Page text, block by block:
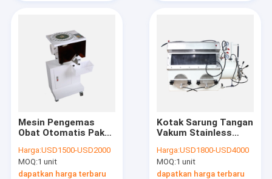
Mesin Pengemas
Obat Otomatis Paket
Harga:USD1500-USD2000
MOQ:1 unit
dapatkan harga terbaru
Kotak Sarung Tangan
Vakum Stainless
Laboratorium ISO CE
Terdaftar
Harga:USD1800-USD4000
MOQ:1 unit
dapatkan harga terbaru